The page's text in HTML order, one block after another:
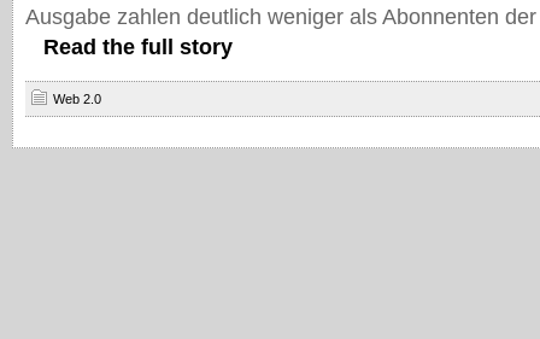
Ausgabe zahlen deutlich weniger als Abonnenten
Read the full story
Web 2.0